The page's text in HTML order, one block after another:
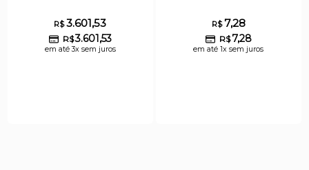
R$3.601,53
R$3.601,53
em até 3x sem juros
R$7,28
R$7,28
em até 1x sem juros